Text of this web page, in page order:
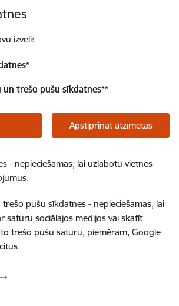
izvēli:
*
un trešo pušu sīkdatnes**
Apstiprināt atzīmētās
- nepieciešamas, lai uzlabotu vietnes
pušu sīkdatnes - nepieciešamas, lai
saturu sociālajos medijos vai skatīt
trešo pušu saturu, piemēram, Google